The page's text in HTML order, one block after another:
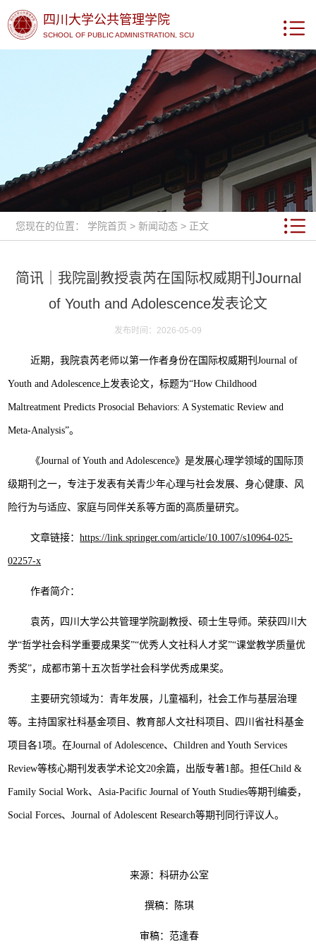
四川大学公共管理学院
SCHOOL OF PUBLIC ADMINISTRATION, SCU
您现在的位置： 学院首页 >新闻动态 > 正文
简讯｜我院副教授袁芮在国际权威期刊Journal
of Youth and Adolescence发表论文
发布时间：2026-05-09
近期，我院袁芮老师以第一作者身份在国际权威期刊Journal of
Youth and Adolescence上发表论文，标题为“How Childhood
Maltreatment Predicts Prosocial Behaviors: A Systematic Review and
Meta-Analysis”。
《Journal of Youth and Adolescence》是发展心理学领域的国际顶
级期刊之一，专注于发表有关青少年心理与社会发展、身心健康、风
险行为与适应、家庭与同伴关系等方面的高质量研究。
文章链接：https://link.springer.com/article/10.1007/s10964-025-
02257-x
作者简介：
袁芮，四川大学公共管理学院副教授、硕士生导师。荣获四川大
学“哲学社会科学重要成果奖”“优秀人文社科人才奖”“课堂教学质量优
秀奖”，成都市第十五次哲学社会科学优秀成果奖。
主要研究领域为：青年发展，儿童福利，社会工作与基层治理
等。主持国家社科基金项目、教育部人文社科项目、四川省社科基金
项目各1项。在Journal of Adolescence、Children and Youth Services
Review等核心期刊发表学术论文20余篇，出版专著1部。担任Child &
Family Social Work、Asia-Pacific Journal of Youth Studies等期刊编委，
Social Forces、Journal of Adolescent Research等期刊同行评议人。
来源：科研办公室
撰稿：陈琪
审稿：范逢春